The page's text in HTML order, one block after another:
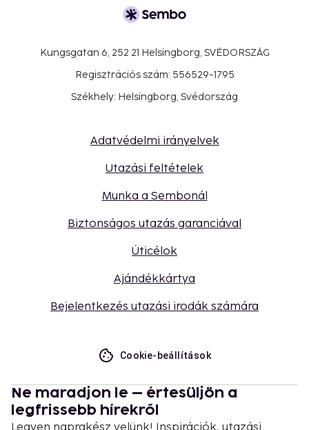
Kungsgatan 6, 252 21 Helsingborg, SVÉDORSZÁG
Regisztrációs szám: 556529-1795
Székhely: Helsingborg, Svédország
Adatvédelmi irányelvek
Utazási feltételek
Munka a Sembonál
Biztonságos utazás garanciával
Úticélok
Ajándékkártya
Bejelentkezés utazási irodák számára
Cookie-beállítások
Ne maradjon le – értesüljön a
legfrissebb hírekről